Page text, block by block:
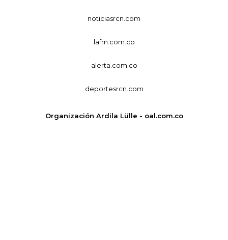
noticiasrcn.com
lafm.com.co
alerta.com.co
deportesrcn.com
Organización Ardila Lülle - oal.com.co